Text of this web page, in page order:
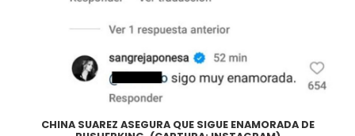
CHINA SUAREZ ASEGURA QUE SIGUE ENAMORADA DE